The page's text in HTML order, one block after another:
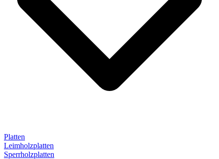
Platten
Leimholzplatten
Sperrholzplatten